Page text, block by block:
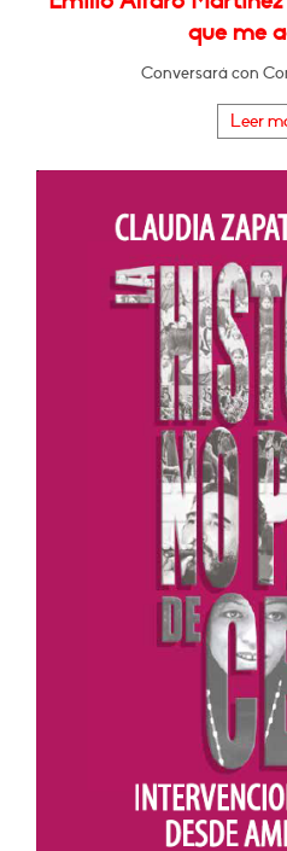
que me
Conversará con
Leer